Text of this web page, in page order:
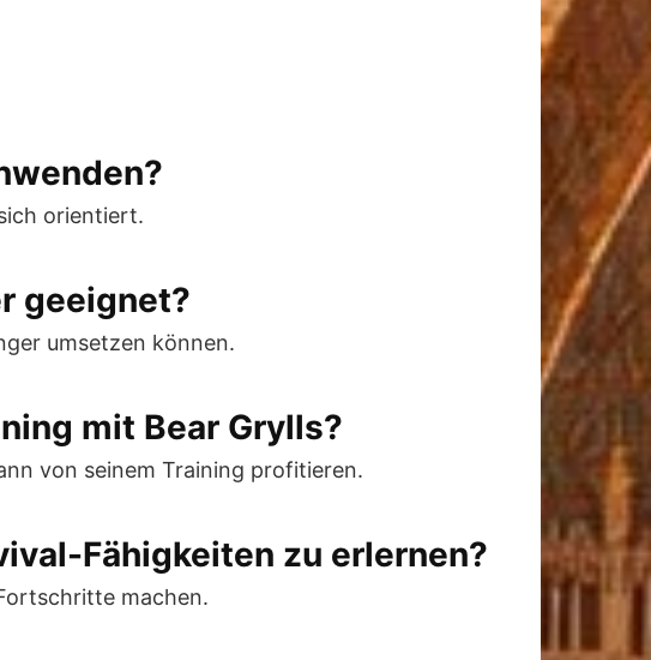
orientiert.
geeignet?
umsetzen können.
mit Bear Grylls?
von seinem Training profitieren.
Fähigkeiten zu erlernen?
machen.